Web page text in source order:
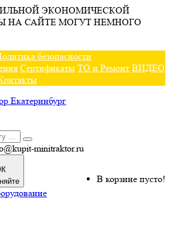
ЭКОНОМИЧЕСКОЙ
НА САЙТЕ МОГУТ НЕМНОГО
безопасности
Сертификаты ТО и Ремонт ВИДЕО
minitraktor.ru
В корзине пусто!